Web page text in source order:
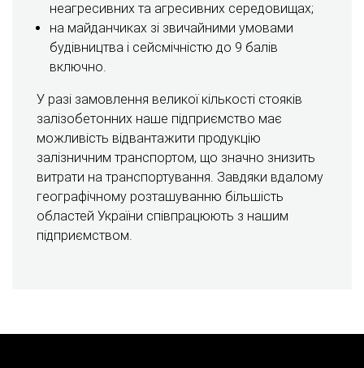
неагресивних та агресивних середовищах;
на майданчиках зі звичайними умовами
будівництва і сейсмічністю до 9 балів
включно.
У разі замовлення великої кількості стояків
залізобетонних наше підприємство має
можливість відвантажити продукцію
залізничним транспортом, що значно знизить
витрати на транспортування. Завдяки вдалому
географічному розташуванню більшість
областей України співпрацюють з нашим
підприємством.